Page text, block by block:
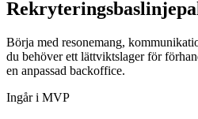
Börja med resonemang,
du behöver ett lättviktslager för
en anpassad backoffice.
Ingår i MVP